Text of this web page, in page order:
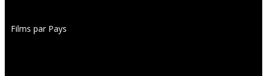
Films par Pays